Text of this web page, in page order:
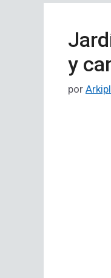
y
por